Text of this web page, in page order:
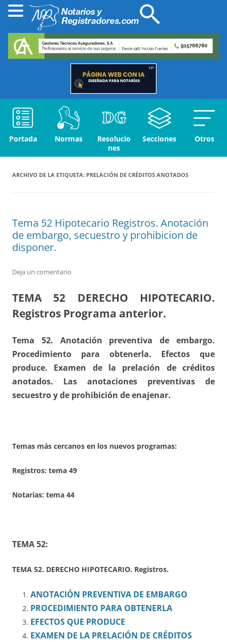
Portada Normas
Resolucio
nes
Secciones Otros
ARCHIVO DE LA ETIQUETA: PRELACIÓN DE CRÉDITOS ANOTADOS
Tema 52 Hipotecario Registros. Anotación
de embargo, secuestro y prohibicion de
disponer.
Deja un comentario
TEMA 52 DERECHO HIPOTECARIO.
Registros Programa anterior.
Tema 52. Anotación preventiva de embargo.
Procedimiento para obtenerla. Efectos que
produce. Examen de la prelación de créditos
anotados. Las anotaciones preventivas de
secuestro y de prohibición de enajenar.
Temas más cercanos en los nuevos programas:
Registros: tema 49
Notarías: tema 44
TEMA 52:
TEMA 52. DERECHO HIPOTECARIO. Registros.
ANOTACIÓN PREVENTIVA DE EMBARGO
PROCEDIMIENTO PARA OBTENERLA
EFECTOS QUE PRODUCE
EXAMEN DE LA PRELACIÓN DE CRÉDITOS